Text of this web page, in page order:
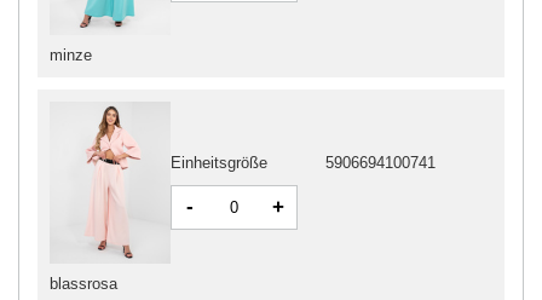
minze
blassrosa
Einheitsgröße 5906694100741
- +